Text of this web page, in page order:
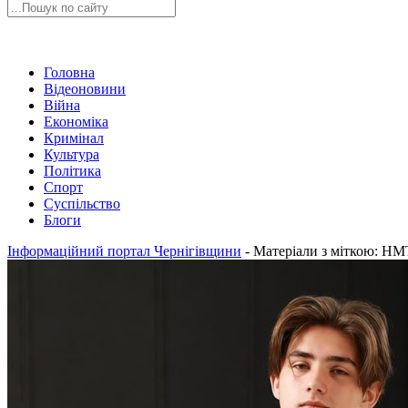
Головна
Відеоновини
Війна
Економіка
Кримінал
Культура
Політика
Спорт
Суспільство
Блоги
Інформаційний портал Чернігівщини - Матеріали з міткою: